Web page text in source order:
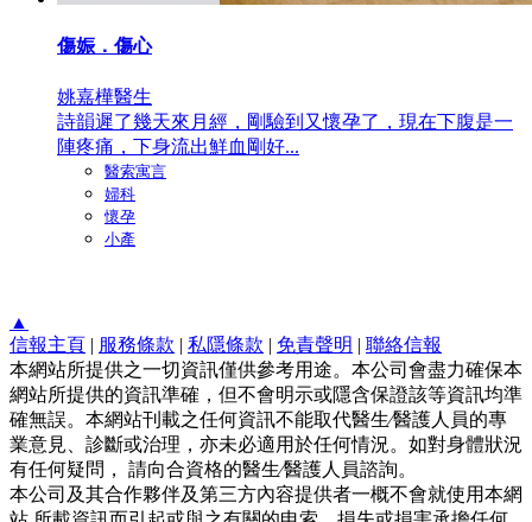
傷娠．傷心
姚嘉樺醫生
詩韻遲了幾天來月經，剛驗到又懷孕了，現在下腹是一
陣疼痛，下身流出鮮血剛好...
醫索寓言
婦科
懷孕
小產
▲
信報主頁 | 服務條款 | 私隱條款 | 免責聲明 | 聯絡信報
本網站所提供之一切資訊僅供參考用途。本公司會盡力確保本
網站所提供的資訊準確，但不會明示或隱含保證該等資訊均準
確無誤。本網站刊載之任何資訊不能取代醫生∕醫護人員的專
業意見、診斷或治理，亦未必適用於任何情況。如對身體狀況
有任何疑問， 請向合資格的醫生∕醫護人員諮詢。
本公司及其合作夥伴及第三方內容提供者一概不會就使用本網